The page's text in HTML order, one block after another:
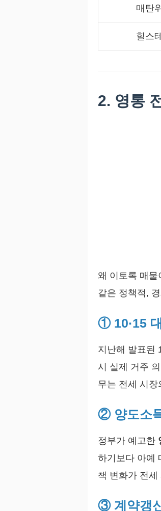
매탄
힐스
2. 영통
왜 이토록 매물
같은 정책적,
① 10·15
지난해 발표된
시 실제 거주
무는 전세 시
② 양도소
정부가 예고한
하기보다 아예
책 변화가 전
③ 계약갱